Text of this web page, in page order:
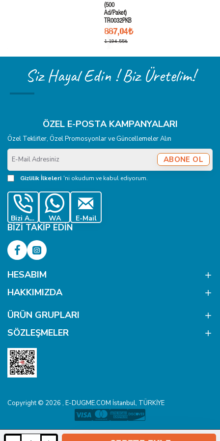
(500
Ad/Paket)
TR0032PKB
887,04₺
1.194,55₺
Siz Hayal Edin ! Biz Üretelim!
ÖZEL E-POSTA KAMPANYALARI
Özel Teklifler, Özel Promosyonlar ve Güncellemeler Alın
E-
Mail
Adresiniz
ABONE OL
Gizlilik İlkeleri 'ni okudum ve kabul ediyorum.
Bizi Ara WA E-Mail
BIZI TAKIP EDIN
HESABIM
HAKKIMIZDA
ÜRÜN GRUPLARI
SÖZLEŞMELER
Copyright © 2026 , E-DUGME.COM İstanbul, TÜRKİYE